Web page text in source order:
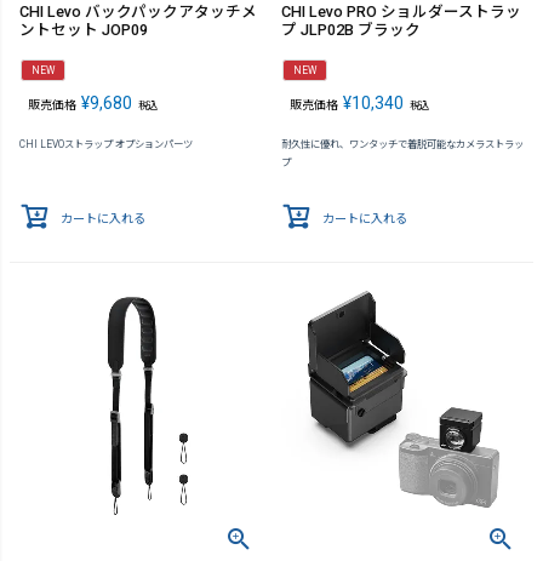
CHI Levo バックパックアタッチメ
ントセット JOP09
NEW
販売価格 ¥9,680 税込
CHI LEVOストラップ オプションパーツ
カートに入れる
CHI Levo PRO ショルダーストラッ
プ JLP02B ブラック
NEW
販売価格 ¥10,340 税込
耐久性に優れ、ワンタッチで着脱可能なカメラストラッ
プ
カートに入れる